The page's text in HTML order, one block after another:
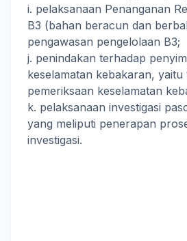
i. pelaksanaan Penanganan
B3 (bahan beracun dan
pengawasan pengelolaan B3;
j. penindakan terhadap
keselamatan kebakaran, yaitu
pemeriksaan keselamatan
k. pelaksanaan investigasi
yang meliputi penerapan
investigasi.